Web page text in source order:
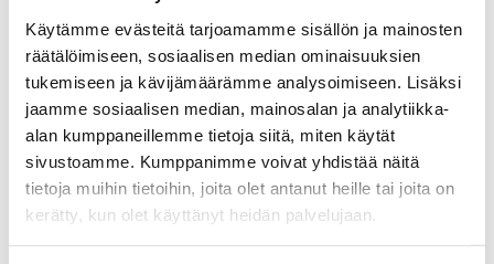
Käytämme evästeitä tarjoamamme sisällön ja mainosten
räätälöimiseen, sosiaalisen median ominaisuuksien
tukemiseen ja kävijämäärämme analysoimiseen. Lisäksi
jaamme sosiaalisen median, mainosalan ja analytiikka-
alan kumppaneillemme tietoja siitä, miten käytät
sivustoamme. Kumppanimme voivat yhdistää näitä
tietoja muihin tietoihin, joita olet antanut heille tai joita on
kerätty, kun olet käyttänyt heidän palvelujaan.
Vapauden liitto.
Lämpimästi tervetuloa tähän tärkeään iltaan
kuulemaan aluevaaliehdokkaiden mietteitä
palveluista, esittämään kysymyksiä ehdokkaille tai
kertomaan omia kokemuksia palveluista. Kahvitarjoilu
klo 17.30 alkaen.
Lisätietoja: